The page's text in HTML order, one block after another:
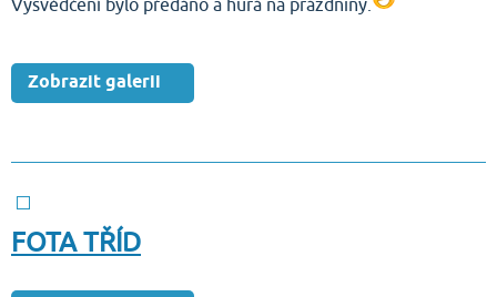
Vysvědčení bylo předáno a hurá na prázdniny.
Zobrazit galerii
FOTA TŘÍD